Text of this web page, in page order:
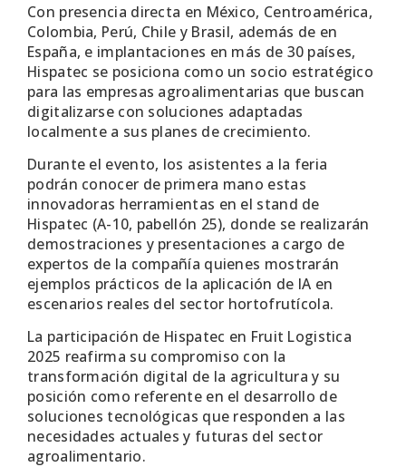
Con presencia directa en México, Centroamérica,
Colombia, Perú, Chile y Brasil, además de en
España, e implantaciones en más de 30 países,
Hispatec se posiciona como un socio estratégico
para las empresas agroalimentarias que buscan
digitalizarse con soluciones adaptadas
localmente a sus planes de crecimiento.
Durante el evento, los asistentes a la feria
podrán conocer de primera mano estas
innovadoras herramientas en el stand de
Hispatec (A-10, pabellón 25), donde se realizarán
demostraciones y presentaciones a cargo de
expertos de la compañía quienes mostrarán
ejemplos prácticos de la aplicación de IA en
escenarios reales del sector hortofrutícola.
La participación de Hispatec en Fruit Logistica
2025 reafirma su compromiso con la
transformación digital de la agricultura y su
posición como referente en el desarrollo de
soluciones tecnológicas que responden a las
necesidades actuales y futuras del sector
agroalimentario.